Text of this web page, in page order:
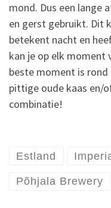
mond. Dus een lange
en gerst gebruikt. Dit
betekent nacht en
kan je op elk moment
beste moment is
pittige oude kaas en/
combinatie!
Estland
Põhjala Brewery